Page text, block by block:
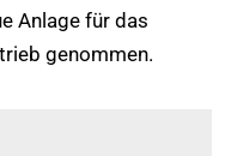
Anlage für das
genommen.